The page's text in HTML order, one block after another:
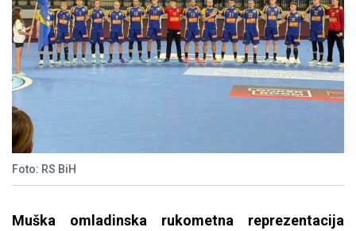
Foto: RS BiH
Muška omladinska rukometna reprezentacija